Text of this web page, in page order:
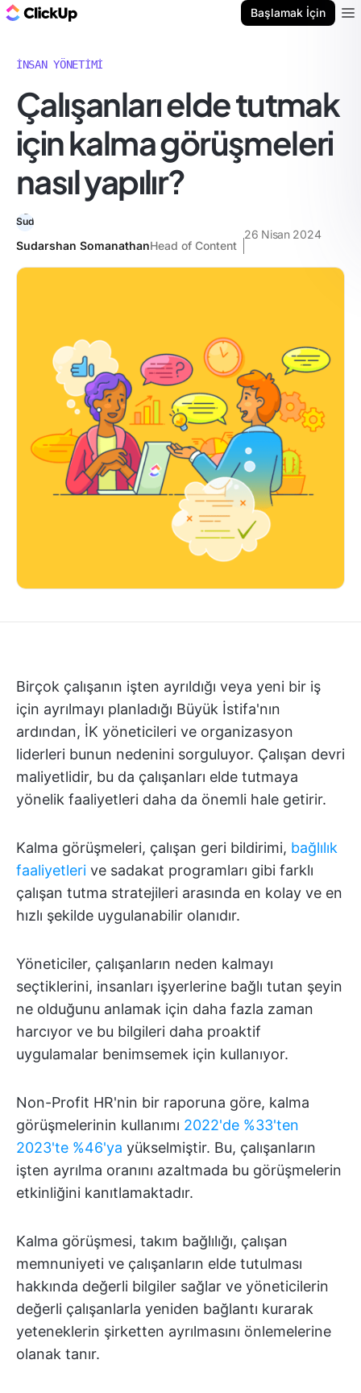
Başlamak İçin
İNSAN YÖNETIMI
Çalışanları elde tutmak
için kalma görüşmeleri
nasıl yapılır?
Sudarshan SomanathanHead of Content
26 Nisan 2024
Birçok çalışanın işten ayrıldığı veya yeni bir iş
için ayrılmayı planladığı Büyük İstifa'nın
ardından, İK yöneticileri ve organizasyon
liderleri bunun nedenini sorguluyor. Çalışan devri
maliyetlidir, bu da çalışanları elde tutmaya
yönelik faaliyetleri daha da önemli hale getirir.
Kalma görüşmeleri, çalışan geri bildirimi, bağlılık
faaliyetleri ve sadakat programları gibi farklı
çalışan tutma stratejileri arasında en kolay ve en
hızlı şekilde uygulanabilir olanıdır.
Yöneticiler, çalışanların neden kalmayı
seçtiklerini, insanları işyerlerine bağlı tutan şeyin
ne olduğunu anlamak için daha fazla zaman
harcıyor ve bu bilgileri daha proaktif
uygulamalar benimsemek için kullanıyor.
Non-Profit HR'nin bir raporuna göre, kalma
görüşmelerinin kullanımı 2022'de %33'ten
2023'te %46'ya yükselmiştir. Bu, çalışanların
işten ayrılma oranını azaltmada bu görüşmelerin
etkinliğini kanıtlamaktadır.
Kalma görüşmesi, takım bağlılığı, çalışan
memnuniyeti ve çalışanların elde tutulması
hakkında değerli bilgiler sağlar ve yöneticilerin
değerli çalışanlarla yeniden bağlantı kurarak
yeteneklerin şirketten ayrılmasını önlemelerine
olanak tanır.